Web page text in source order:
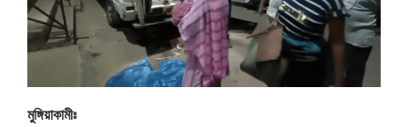
মুঙ্গিয়াকামীঃ